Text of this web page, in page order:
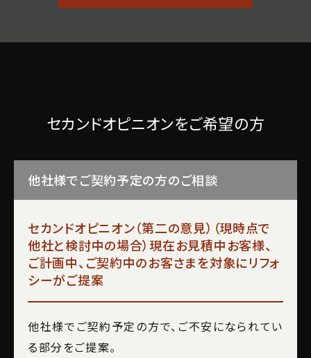
セカンドオピニオンをご希望の方
他社様でご契約予定の方のご相談
セカンドオピニオン（第二の意見）（現時点で
他社と検討中の場合）現在お見積中お客様、
ご計画中、ご契約中のお客さまを対象にリフォ
シーがご提案
他社様でご契約予定の方で、ご不安になられてい
る部分をご提案。